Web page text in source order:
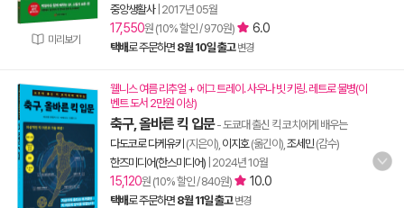
미리보기
중앙생활사| 2017년 05월
17,550원 (10% 할인 / 970원) 6.0
택배로 주문하면 8월 10일 출고 변경
웰니스 여름 리추얼 + 에그 트레이. 사우나 빗 키링. 레트로 물병(이
벤트 도서 2만원 이상)
축구, 올바른 킥 입문- 도쿄대 출신 킥 코치에게 배우는
다도코로 다케유키 (지은이), 이지호(옮긴이), 조세민(감수)
한즈미디어(한스미디어) 2024년 10월
15,120원 (10% 할인 / 840원) 10.0
택배로 주문하면 8월 11일 출고 변경